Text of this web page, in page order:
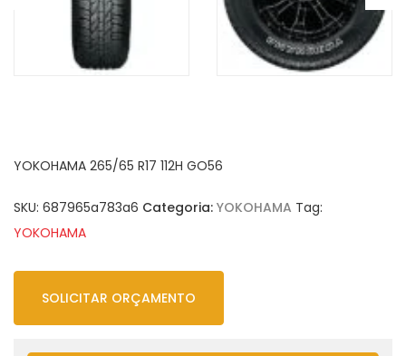
YOKOHAMA 265/65 R17 112H GO56
SKU: 687965a783a6 Categoria: YOKOHAMA Tag:
YOKOHAMA
SOLICITAR ORÇAMENTO